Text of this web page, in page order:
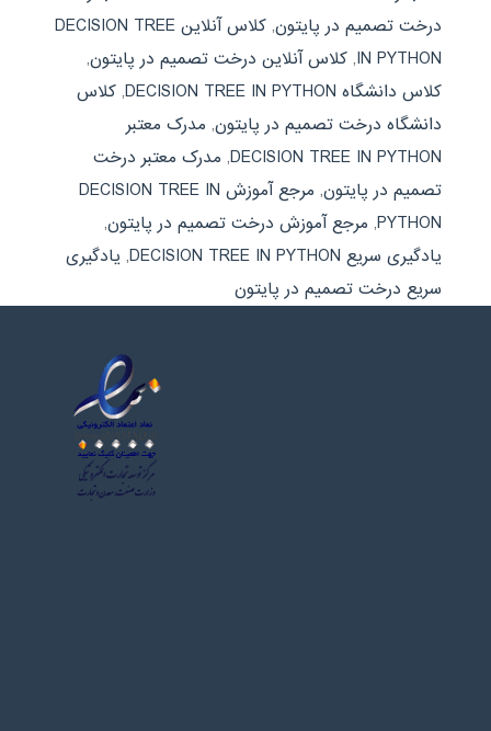
درخت تصمیم در پایتون,
کلاس آنلاین DECISION TREE
IN PYTHON
, کلاس آنلاین درخت تصمیم در پایتون,
کلاس دانشگاه DECISION TREE IN PYTHON
, کلاس
دانشگاه درخت تصمیم در پایتون, مدرک معتبر
DECISION TREE IN PYTHON
, مدرک معتبر درخت
تصمیم در پایتون,
مرجع آموزش DECISION TREE IN
PYTHON
, مرجع آموزش درخت تصمیم در پایتون,
یادگیری سریع DECISION TREE IN PYTHON
, یادگیری
سریع درخت تصمیم در پایتون